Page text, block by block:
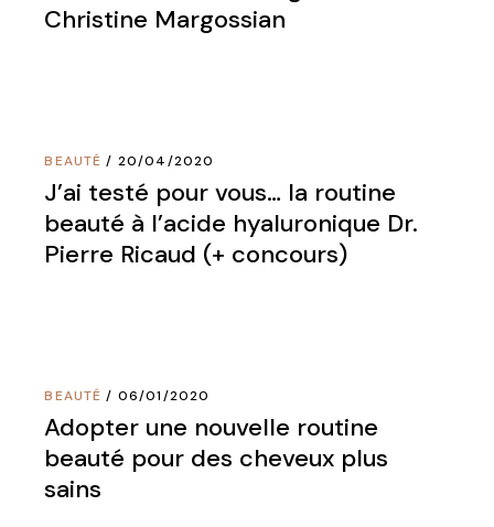
Christine Margossian
BEAUTÉ 20/04/2020
J’ai testé pour vous… la routine
beauté à l’acide hyaluronique Dr.
Pierre Ricaud (+ concours)
BEAUTÉ 06/01/2020
Adopter une nouvelle routine
beauté pour des cheveux plus
sains